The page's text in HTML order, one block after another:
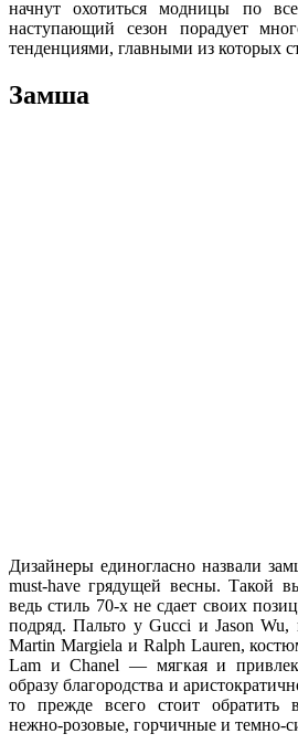
начнут охотиться модницы по
наступающий сезон порадует
тенденциями, главными из которых
Замша
Дизайнеры единогласно назвали
must-have грядущей весны. Такой
ведь стиль 70-х не сдает своих
подряд. Пальто у Gucci и Jason
Martin Margiela и Ralph Lauren,
Lam и Chanel — мягкая и
образу благородства и
то прежде всего стоит обратить
нежно-розовые, горчичные и темно-